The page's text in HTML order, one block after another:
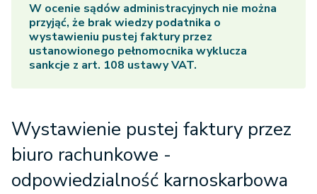
W ocenie sądów administracyjnych nie można
przyjąć, że brak wiedzy podatnika o
wystawieniu pustej faktury przez
ustanowionego pełnomocnika wyklucza
sankcje z art. 108 ustawy VAT.
Wystawienie pustej faktury przez
biuro rachunkowe -
odpowiedzialność karnoskarbowa